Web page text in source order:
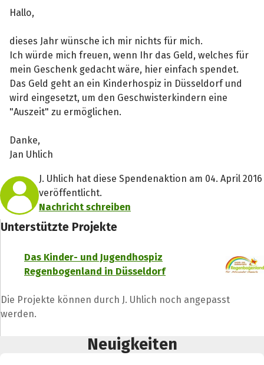
Hallo,
dieses Jahr wünsche ich mir nichts für mich.
Ich würde mich freuen, wenn Ihr das Geld, welches für
mein Geschenk gedacht wäre, hier einfach spendet.
Das Geld geht an ein Kinderhospiz in Düsseldorf und
wird eingesetzt, um den Geschwisterkindern eine
"Auszeit" zu ermöglichen.
Danke,
Jan Uhlich
J. Uhlich hat diese Spendenaktion am 04. April 2016
veröffentlicht.
Nachricht schreiben
Unterstützte Projekte
Das Kinder- und Jugendhospiz
Regenbogenland in Düsseldorf
Die Projekte können durch J. Uhlich noch angepasst
werden.
Neuigkeiten